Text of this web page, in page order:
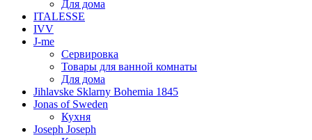
Для дома
ITALESSE
IVV
J-me
Сервировка
Товары для ванной комнаты
Для дома
Jihlavske Sklarny Bohemia 1845
Jonas of Sweden
Кухня
Joseph Joseph